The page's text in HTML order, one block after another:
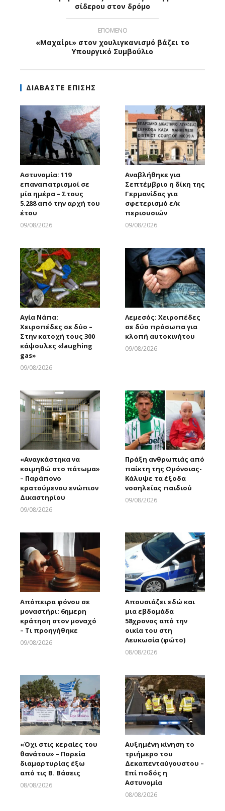
σίδερου στον δρόμο
ΕΠΟΜΕΝΟ
«Μαχαίρι» στον χουλιγκανισμό βάζει το
Υπουργικό Συμβούλιο
ΔΙΑΒΑΣΤΕ ΕΠΙΣΗΣ
Αστυνομία: 119
επαναπατρισμοί σε
μία ημέρα – Στους
5.288 από την αρχή του
έτου
09/08/2026
Αναβλήθηκε για
Σεπτέμβριο η δίκη της
Γερμανίδας για
σφετερισμό ε/κ
περιουσιών
09/08/2026
Αγία Νάπα:
Χειροπέδες σε δύο –
Στην κατοχή τους 300
κάψουλες «laughing
gas»
09/08/2026
Λεμεσός: Χειροπέδες
σε δύο πρόσωπα για
κλοπή αυτοκινήτου
09/08/2026
«Αναγκάστηκα να
κοιμηθώ στο πάτωμα»
– Παράπονο
κρατούμενου ενώπιον
Δικαστηρίου
09/08/2026
Πράξη ανθρωπιάς από
παίκτη της Ομόνοιας-
Κάλυψε τα έξοδα
νοσηλείας παιδιού
09/08/2026
Απόπειρα φόνου σε
μοναστήρι: 6ημερη
κράτηση στον μοναχό
– Τι προηγήθηκε
09/08/2026
Απουσιάζει εδώ και
μια εβδομάδα
58χρονος από την
οικία του στη
Λευκωσία (φώτο)
08/08/2026
«Όχι στις κεραίες του
θανάτου» – Πορεία
διαμαρτυρίας έξω
από τις Β. Βάσεις
08/08/2026
Αυξημένη κίνηση το
τριήμερο του
Δεκαπενταύγουστου –
Επί ποδός η
Αστυνομία
08/08/2026